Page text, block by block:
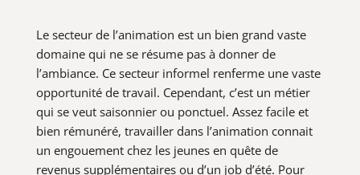
Le secteur de l’animation est un bien grand vaste
domaine qui ne se résume pas à donner de
l’ambiance. Ce secteur informel renferme une vaste
opportunité de travail. Cependant, c’est un métier
qui se veut saisonnier ou ponctuel. Assez facile et
bien rémunéré, travailler dans l’animation connait
un engouement chez les jeunes en quête de
revenus supplémentaires ou d’un job d’été. Pour